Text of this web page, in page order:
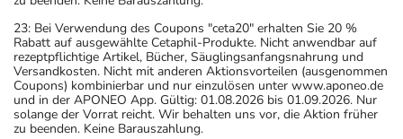
23: Bei Verwendung des Coupons "ceta20" erhalten Sie 20 %
Rabatt auf ausgewählte Cetaphil-Produkte. Nicht anwendbar auf
rezeptpflichtige Artikel, Bücher, Säuglingsanfangsnahrung und
Versandkosten. Nicht mit anderen Aktionsvorteilen (ausgenommen
Coupons) kombinierbar und nur einzulösen unter www.aponeo.de
und in der APONEO App. Gültig: 01.08.2026 bis 01.09.2026. Nur
solange der Vorrat reicht. Wir behalten uns vor, die Aktion früher
zu beenden. Keine Barauszahlung.